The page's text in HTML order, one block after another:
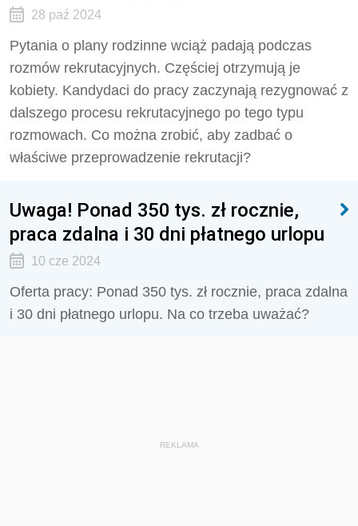
28 paź 2024
Pytania o plany rodzinne wciąż padają podczas
rozmów rekrutacyjnych. Częściej otrzymują je
kobiety. Kandydaci do pracy zaczynają rezygnować z
dalszego procesu rekrutacyjnego po tego typu
rozmowach. Co można zrobić, aby zadbać o
właściwe przeprowadzenie rekrutacji?
Uwaga! Ponad 350 tys. zł rocznie,
praca zdalna i 30 dni płatnego urlopu
10 cze 2024
Oferta pracy: Ponad 350 tys. zł rocznie, praca zdalna
i 30 dni płatnego urlopu. Na co trzeba uważać?
REKLAMA